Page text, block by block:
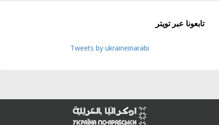
تابعونا عبر تويتر
Tweets by ukraineinarabi